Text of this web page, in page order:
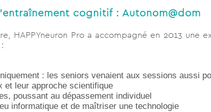
cognitif : Autonom@dom
HAPPYneuron Pro a accompagné en 2013
: les seniors venaient aux sessions aussi
et leur approche scientifique
poussant au dépassement individuel
informatique et de maîtriser une technologie